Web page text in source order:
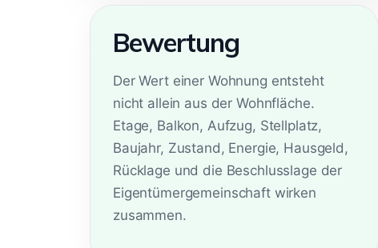
Bewertung
Der Wert einer Wohnung entsteht
nicht allein aus der Wohnfläche.
Etage, Balkon, Aufzug, Stellplatz,
Baujahr, Zustand, Energie, Hausgeld,
Rücklage und die Beschlusslage der
Eigentümergemeinschaft wirken
zusammen.